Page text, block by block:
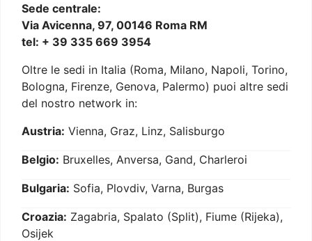
Sede centrale:
Via Avicenna, 97, 00146 Roma RM
tel: + 39 335 669 3954
Oltre le sedi in Italia (Roma, Milano, Napoli, Torino,
Bologna, Firenze, Genova, Palermo) puoi altre sedi
del nostro network in:
Austria: Vienna, Graz, Linz, Salisburgo
Belgio: Bruxelles, Anversa, Gand, Charleroi
Bulgaria: Sofia, Plovdiv, Varna, Burgas
Croazia: Zagabria, Spalato (Split), Fiume (Rijeka),
Osijek